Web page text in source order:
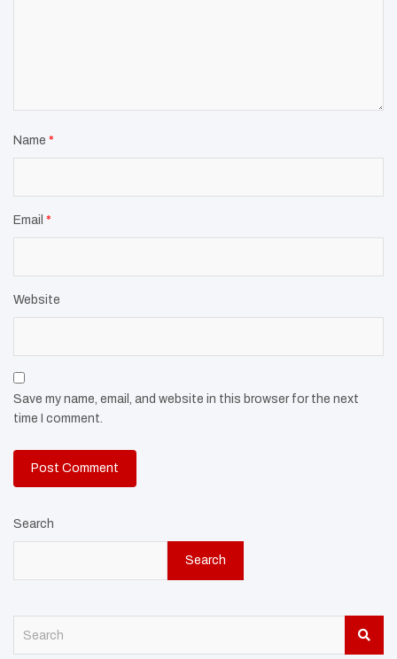
Name *
Email *
Website
Save my name, email, and website in this browser for the next
time I comment.
Search
Search